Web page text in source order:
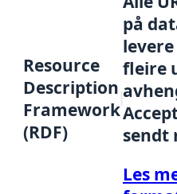
Resource
Description
Framework
(RDF)
på
fleire
sendt
Les